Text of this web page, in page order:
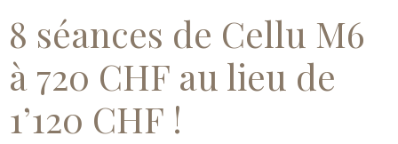
8 séances de Cellu M6
à 720 CHF au lieu de
1’120 CHF !